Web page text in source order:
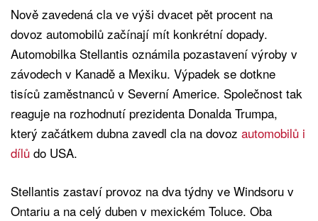
Nově zavedená cla ve výši dvacet pět procent na
dovoz automobilů začínají mít konkrétní dopady.
Automobilka Stellantis oznámila pozastavení výroby v
závodech v Kanadě a Mexiku. Výpadek se dotkne
tisíců zaměstnanců v Severní Americe. Společnost tak
reaguje na rozhodnutí prezidenta Donalda Trumpa,
který začátkem dubna zavedl cla na dovoz automobilů i
dílů do USA.
Stellantis zastaví provoz na dva týdny ve Windsoru v
Ontariu a na celý duben v mexickém Toluce. Oba